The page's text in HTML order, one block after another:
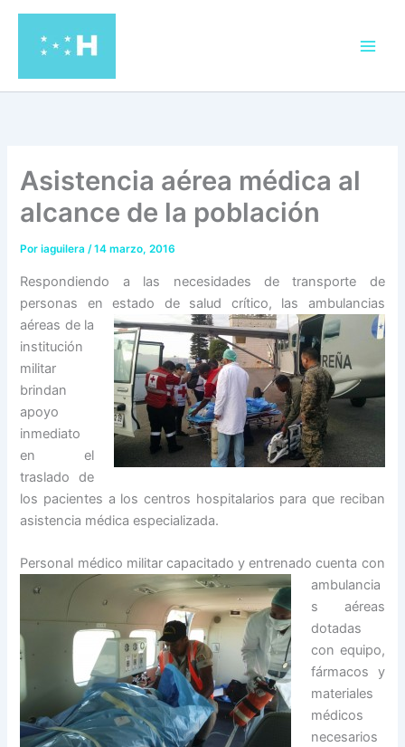
contenido
Asistencia aérea médica al
alcance de la población
Poriaguilera/14 marzo, 2016
Respondiendo a las necesidades de transporte de
personas en estado de salud crítico, las ambulancias
aéreas de la
institución
militar
brindan
apoyo
inmediato
en el
traslado de
los pacientes a los centros hospitalarios para que reciban
asistencia médica especializada.
Personal médico militar capacitado y entrenado cuenta con
ambulancia
s aéreas
dotadas
con equipo,
fármacos y
materiales
médicos
necesarios